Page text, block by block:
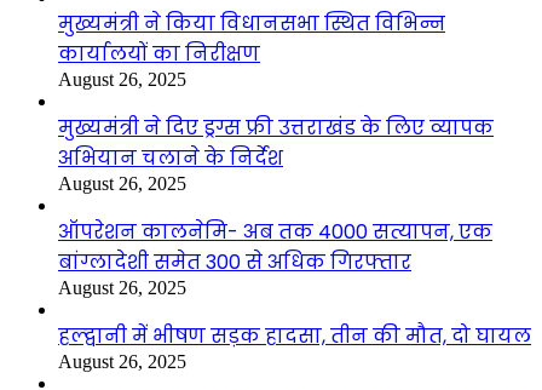
मुख्यमंत्री ने किया विधानसभा स्थित विभिन्न
कार्यालयों का निरीक्षण
August 26, 2025
मुख्यमंत्री ने दिए ड्रग्स फ्री उत्तराखंड के लिए व्यापक
अभियान चलाने के निर्देश
August 26, 2025
ऑपरेशन कालनेमि- अब तक 4000 सत्यापन, एक
बांग्लादेशी समेत 300 से अधिक गिरफ्तार
August 26, 2025
हल्द्वानी में भीषण सड़क हादसा, तीन की मौत, दो घायल
August 26, 2025